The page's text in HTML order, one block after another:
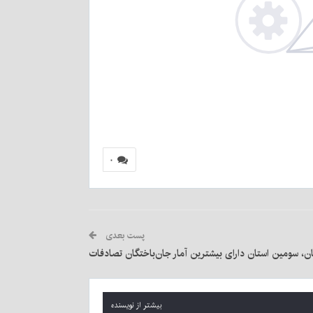
۰
پست بعدی
سومین استان دارای بیشترین آمار جان‌باختگان تصادفات
بیشتر از نویسنده